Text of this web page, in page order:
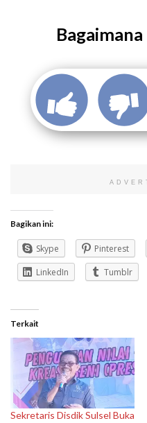
Bagikan ini:
Skype Pinterest
LinkedIn
Tumblr
Terkait
Sekretaris Disdik Sulsel Buka